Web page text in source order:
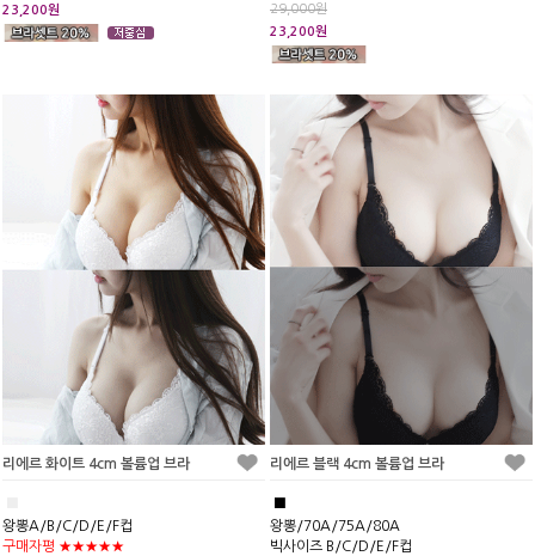
23,200원
29,000원
23,200원
리에르 화이트 4cm 볼륨업 브라
왕뽕A/B/C/D/E/F컵
구매자평 ★★★★★
리에르 블랙 4cm 볼륨업 브라
■
왕뽕/70A/75A/80A
빅사이즈 B/C/D/E/F컵